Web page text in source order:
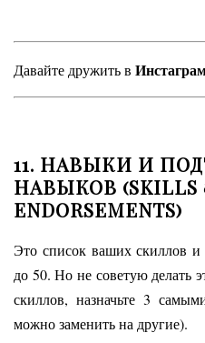
Давайте дружить в
11. НАВЫКИ И
НАВЫКОВ (SKILLS
ENDORSEMENTS)
Это список ваших скиллов и
до 50. Но не советую делать
скиллов, назначьте 3
можно заменить на другие).